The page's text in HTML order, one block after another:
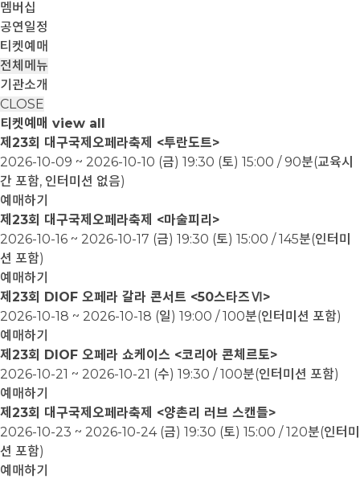
멤버십
공연일정
티켓예매
전체메뉴
기관소개
CLOSE
티켓예매 view all
제23회 대구국제오페라축제 <투란도트>
2026-10-09 ~ 2026-10-10 (금) 19:30 (토) 15:00 / 90분(교육시
간 포함, 인터미션 없음)
예매하기
제23회 대구국제오페라축제 <마술피리>
2026-10-16 ~ 2026-10-17 (금) 19:30 (토) 15:00 / 145분(인터미
션 포함)
예매하기
제23회 DIOF 오페라 갈라 콘서트 <50스타즈Ⅵ>
2026-10-18 ~ 2026-10-18 (일) 19:00 / 100분(인터미션 포함)
예매하기
제23회 DIOF 오페라 쇼케이스 <코리아 콘체르토>
2026-10-21 ~ 2026-10-21 (수) 19:30 / 100분(인터미션 포함)
예매하기
제23회 대구국제오페라축제 <양촌리 러브 스캔들>
2026-10-23 ~ 2026-10-24 (금) 19:30 (토) 15:00 / 120분(인터미
션 포함)
예매하기